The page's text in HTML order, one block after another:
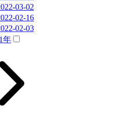
03-02
02-16
02-03
年